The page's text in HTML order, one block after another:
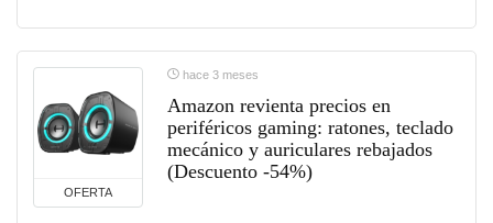
OFERTA
hace 3 meses
Amazon revienta precios en
periféricos gaming: ratones, teclado
mecánico y auriculares rebajados
(Descuento -54%)